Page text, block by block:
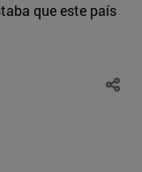
que este país